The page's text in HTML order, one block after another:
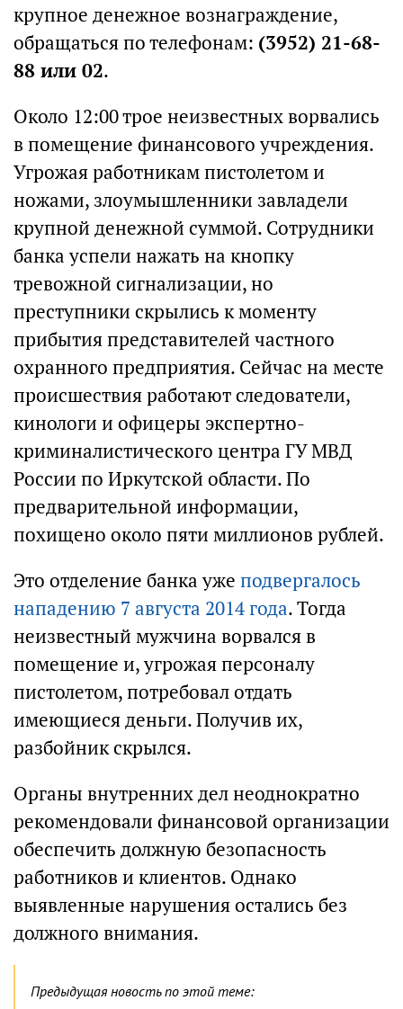
крупное денежное вознаграждение,
обращаться по телефонам: (3952) 21-68-
88 или 02.
Около 12:00 трое неизвестных ворвались
в помещение финансового учреждения.
Угрожая работникам пистолетом и
ножами, злоумышленники завладели
крупной денежной суммой. Сотрудники
банка успели нажать на кнопку
тревожной сигнализации, но
преступники скрылись к моменту
прибытия представителей частного
охранного предприятия. Сейчас на месте
происшествия работают следователи,
кинологи и офицеры экспертно-
криминалистического центра ГУ МВД
России по Иркутской области. По
предварительной информации,
похищено около пяти миллионов рублей.
Это отделение банка уже подвергалось
нападению 7 августа 2014 года. Тогда
неизвестный мужчина ворвался в
помещение и, угрожая персоналу
пистолетом, потребовал отдать
имеющиеся деньги. Получив их,
разбойник скрылся.
Органы внутренних дел неоднократно
рекомендовали финансовой организации
обеспечить должную безопасность
работников и клиентов. Однако
выявленные нарушения остались без
должного внимания.
Предыдущая новость по этой теме: